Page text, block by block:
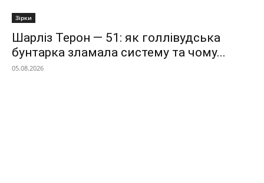
Зірки
Шарліз Терон — 51: як голлівудська
бунтарка зламала систему та чому...
05.08.2026